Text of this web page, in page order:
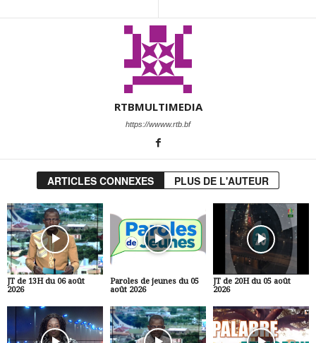
RTBMULTIMEDIA
https://wwww.rtb.bf
ARTICLES CONNEXES PLUS DE L'AUTEUR
JT de 13H du 06 août
2026
Paroles de jeunes du 05
août 2026
JT de 20H du 05 août
2026